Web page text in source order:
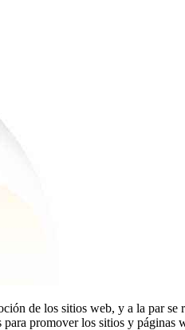
de los sitios web, y a la par se
promover los sitios y páginas